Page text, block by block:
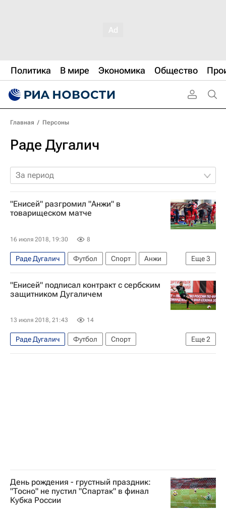
Политика В мире Экономика Общество
Главная / Персоны
Раде Дугалич
За период
"Енисей" разгромил "Анжи" в
товарищеском матче
16 июля 2018, 19:30 8
Еще3
Раде Дугалич Футбол Спорт
Анжи
Енисей
Михаил Костюков Павел Комолов
"Енисей" подписал контракт с сербским
защитником Дугаличем
13 июля 2018, 21:43 14
Еще2
Раде Дугалич Футбол
Спорт
РПЛ 2026-2027 (Чемпионат России по футболу)
День рождения - грустный праздник:
"Тосно" не пустил "Спартак" в финал
Кубка России